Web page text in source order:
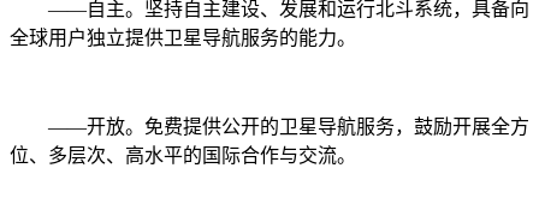
——自主。坚持自主建设、发展和运行北斗系统，具备向
全球用户独立提供卫星导航服务的能力。
——开放。免费提供公开的卫星导航服务，鼓励开展全方
位、多层次、高水平的国际合作与交流。